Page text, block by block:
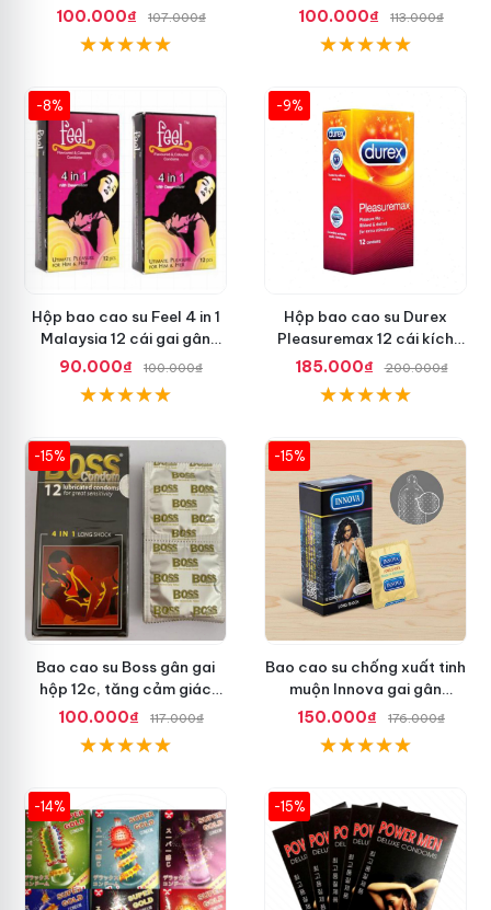
toàn tuyệt đối
100.000₫ 107.000₫
dài quan hệ thoải mái
100.000₫ 113.000₫
-8%
Hộp bao cao su Feel 4 in 1
Malaysia 12 cái gai gân
thắt dễ sử dụng
90.000₫ 100.000₫
-9%
Hộp bao cao su Durex
Pleasuremax 12 cái kích
thích tăng khoái cảm
185.000₫ 200.000₫
-15%
Bao cao su Boss gân gai
hộp 12c, tăng cảm giác
thăng hoa
100.000₫ 117.000₫
-15%
Bao cao su chống xuất tinh
muộn Innova gai gân
Malaysia
150.000₫ 176.000₫
-14% -15%